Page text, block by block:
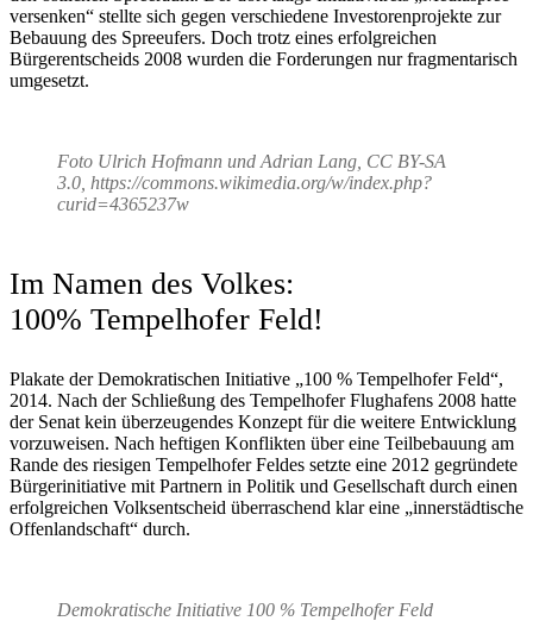
versenken“ stellte sich gegen verschiedene Investorenprojekte zur
Bebauung des Spreeufers. Doch trotz eines erfolgreichen
Bürgerentscheids 2008 wurden die Forderungen nur fragmentarisch
umgesetzt.
Foto Ulrich Hofmann und Adrian Lang, CC BY-SA
3.0, https://commons.wikimedia.org/w/index.php?
curid=4365237w
Im Namen des Volkes:
100% Tempelhofer Feld!
Plakate der Demokratischen Initiative „100 % Tempelhofer Feld“,
2014. Nach der Schließung des Tempelhofer Flughafens 2008 hatte
der Senat kein überzeugendes Konzept für die weitere Entwicklung
vorzuweisen. Nach heftigen Konflikten über eine Teilbebauung am
Rande des riesigen Tempelhofer Feldes setzte eine 2012 gegründete
Bürgerinitiative mit Partnern in Politik und Gesellschaft durch einen
erfolgreichen Volksentscheid überraschend klar eine „innerstädtische
Offenlandschaft“ durch.
Demokratische Initiative 100 % Tempelhofer Feld